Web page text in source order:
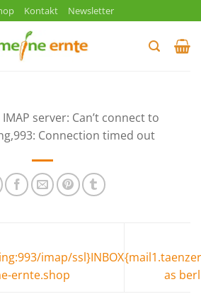
Kontakt Newsletter
server: Can’t connect to
Connection timed out
imap/ssl}INBOX
ernte.shop
as